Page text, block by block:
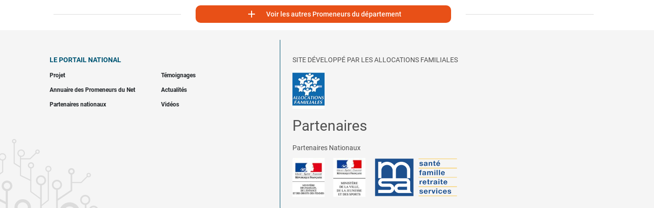
 Voir les autres Promeneurs du département
LE PORTAIL NATIONAL
Projet Témoignages
Annuaire des Promeneurs du Net Actualités
Partenaires nationaux Vidéos
SITE DÉVELOPPÉ PAR LES ALLOCATIONS FAMILIALES
Partenaires
Partenaires Nationaux